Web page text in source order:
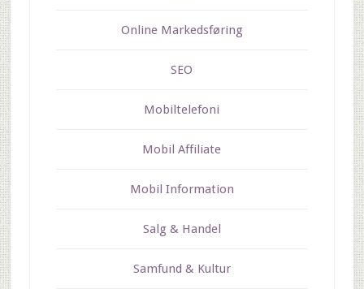
Online Markedsføring
SEO
Mobiltelefoni
Mobil Affiliate
Mobil Information
Salg & Handel
Samfund & Kultur